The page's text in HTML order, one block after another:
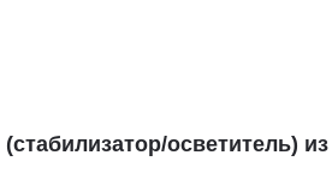
(стабилизатор/осветитель)